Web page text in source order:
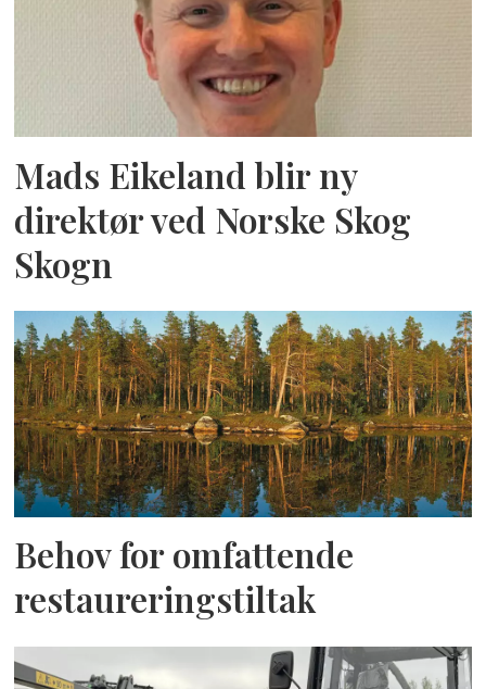
Mads Eikeland blir ny
direktør ved Norske Skog
Skogn
Behov for omfattende
restaureringstiltak